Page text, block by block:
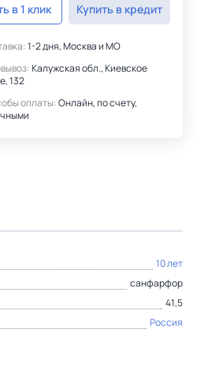
в 1 клик Купить в кредит
1-2 дня, Москва и МО
Калужская обл., Киевское
132
оплаты:Онлайн, по счету,
10 лет
санфарфор
41,5
Россия